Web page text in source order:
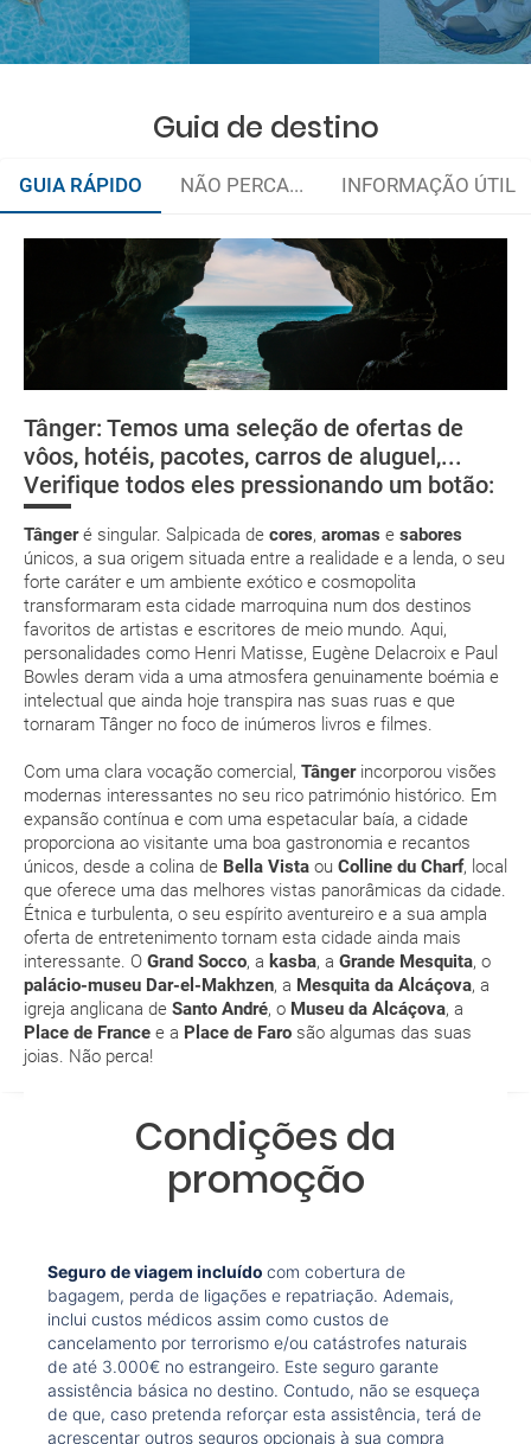
Guia de destino
GUIA RÁPIDO NÃO PERCA... INFORMAÇÃO ÚTIL
Tânger: Temos uma seleção de ofertas de
vôos, hotéis, pacotes, carros de aluguel,...
Verifique todos eles pressionando um botão:
Tângeré singular. Salpicada de cores, aromas e sabores
únicos, a sua origem situada entre a realidade e a lenda, o seu
forte caráter e um ambiente exótico e cosmopolita
transformaram esta cidade marroquina num dos destinos
favoritos de artistas e escritores de meio mundo. Aqui,
personalidades como Henri Matisse, Eugène Delacroix e Paul
Bowles deram vida a uma atmosfera genuinamente boémia e
intelectual que ainda hoje transpira nas suas ruas e que
tornaram Tânger no foco de inúmeros livros e filmes.
Com uma clara vocação comercial, Tânger incorporou visões
modernas interessantes no seu rico património histórico. Em
expansão contínua e com uma espetacular baía, a cidade
proporciona ao visitante uma boa gastronomia e recantos
únicos, desde a colina de Bella Vista ou Colline du Charf, local
que oferece uma das melhores vistas panorâmicas da cidade.
Étnica e turbulenta, o seu espírito aventureiro e a sua ampla
oferta de entretenimento tornam esta cidade ainda mais
interessante. O Grand Socco, a kasba, a Grande Mesquita, o
palácio-museu Dar-el-Makhzen, a Mesquita da Alcáçova, a
igreja anglicana de Santo André, o Museu da Alcáçova, a
Place de France e a Place de Faro são algumas das suas
joias. Não perca!
Tânger Casablanca Rabat
Gastronomia marroquina
Quando viajar?
Documentação e alfândegas
Como chegar?
Saúde e segurança
Onde ficar?
e-mail
deverá imprimi-la
low cost
suplemento extra
férias
Posso cancelar ou modificar a reserva da viagem?
Que custos podem ser originados por um
cancelamento ou modificação da viagem?
Que validade deve ter o meu passaporte para viajar
para...?
Com quanta antecedência tenho de estar no
aeroporto?
Como posso reservar uma viagem de pacote de
férias no site?
Ao efectuar a reserva um dos serviços ficou
pendente de confirmação. Como sei se se confirma
Como sei se há lugares disponíveis na viagem que
dirigir?
A minha reserva inclui algum seguro de viagem?
Quais as condições gerais nas reservas das
viagens?
Condições da
promoção
Seguro de viagem incluído com cobertura de
bagagem, perda de ligações e repatriação. Ademais,
inclui custos médicos assim como custos de
cancelamento por terrorismo e/ou catástrofes naturais
de até 3.000€ no estrangeiro. Este seguro garante
assistência básica no destino. Contudo, não se esqueça
de que, caso pretenda reforçar esta assistência, terá de
acrescentar outros seguros opcionais à sua compra